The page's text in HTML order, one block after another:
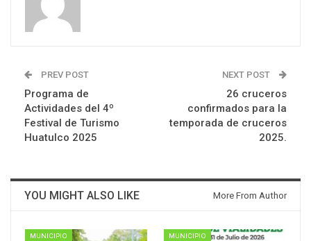
PREV POST
Programa de
Actividades del 4º
Festival de Turismo
Huatulco 2025
NEXT POST
26 cruceros
confirmados para la
temporada de cruceros
2025.
YOU MIGHT ALSO LIKE More From Author
MUNICIPIO MUNICIPIO